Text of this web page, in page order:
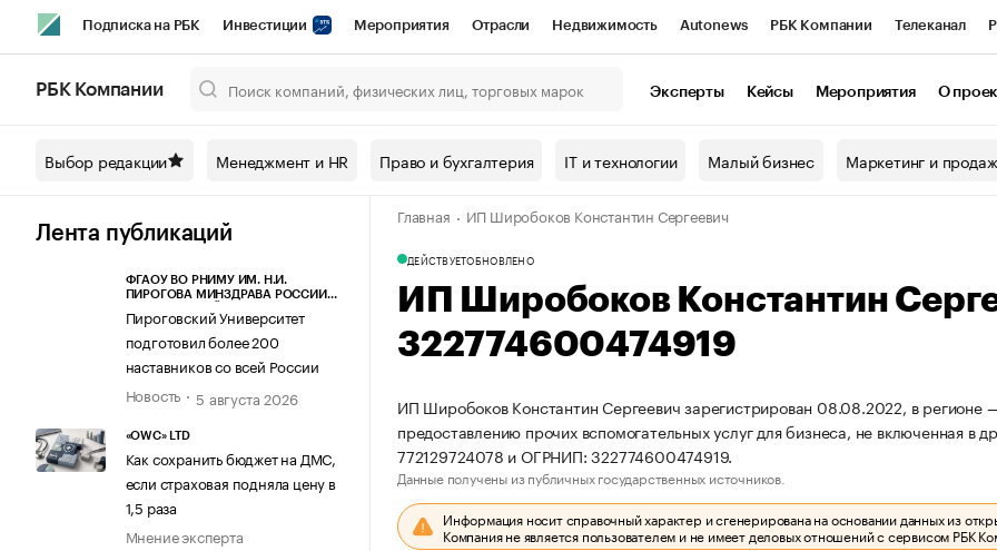
Подписка на РБК Инвестиции Мероприятия Отрасли Недвижимость Autonews РБК Компании Телеканал
Спецпроекты СПб Конференции СПб Спецпроекты Проверка контрагентов
Технологии и медиа Рынок наличной валюты
РБК Компании Эксперты Кейсы Мероприятия О
Выбор редакции Менеджмент и HR Право и бухгалтерия IT и технологии Малый бизнес Маркетинг и
Лента публикаций
ФГАОУ ВО РНИМУ ИМ. Н.И.
ПИРОГОВА МИНЗДРАВА РОССИИ
Пироговский Университет
подготовил более 200
наставников со всей России
Новость
5 августа 2026
«OWC» LTD
Как сохранить бюджет на ДМС,
если страховая подняла цену в
1,5 раза
Мнение эксперта
Главная ИП Широбоков Константин Сергеевич
ДЕЙСТВУЕТОБНОВЛЕНО
ИП Широбоков Константин
322774600474919
ИП Широбоков Константин Сергеевич зарегистрирован 08.08.2022, в регионе
предоставлению прочих вспомогательных услуг для бизнеса, не включенная в
772129724078 и ОГРНИП: 322774600474919.
Данные получены из публичных государственных источников.
Информация носит справочный характер и сгенерирована на основании данных из
Компания не является пользователем и не имеет деловых отношений с сервисом РБК